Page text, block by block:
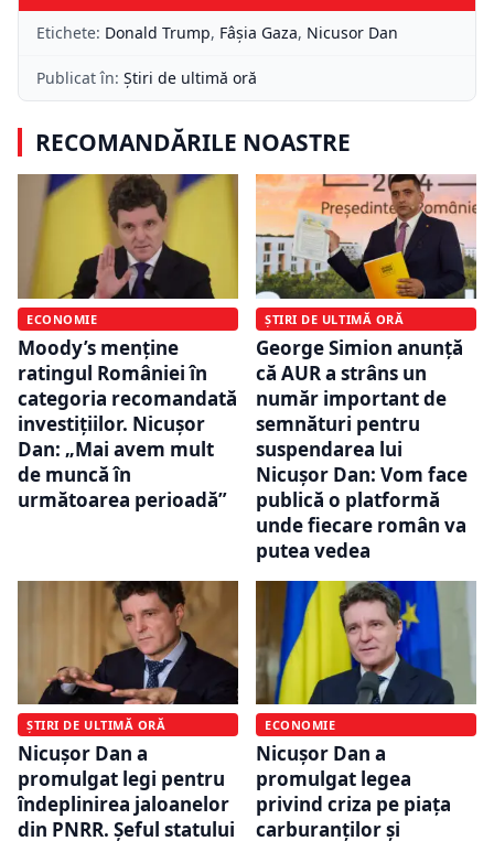
Etichete: Donald Trump, Fâșia Gaza, Nicusor Dan
Publicat în: Știri de ultimă oră
RECOMANDĂRILE NOASTRE
ECONOMIE
Moody’s menține
ratingul României în
categoria recomandată
investițiilor. Nicușor
Dan: „Mai avem mult
de muncă în
următoarea perioadă”
ȘTIRI DE ULTIMĂ ORĂ
George Simion anunță
că AUR a strâns un
număr important de
semnături pentru
suspendarea lui
Nicușor Dan: Vom face
publică o platformă
unde fiecare român va
putea vedea
ȘTIRI DE ULTIMĂ ORĂ
Nicușor Dan a
promulgat legi pentru
îndeplinirea jaloanelor
din PNRR. Șeful statului
ECONOMIE
Nicușor Dan a
promulgat legea
privind criza pe piața
carburanților și